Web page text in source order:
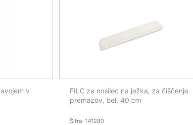
v
FILC za nosilec na ježka, za čiščenje
premazov, bel, 40 cm
Šifra: 141280